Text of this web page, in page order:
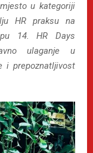
u kategoriji
HR praksu na
14. HR Days
ulaganje u
i prepoznatljivost